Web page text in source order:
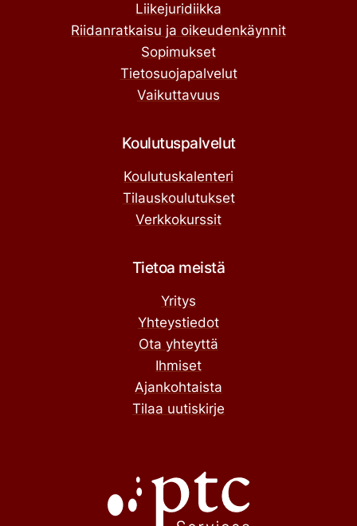
Liikejuridiikka
Riidanratkaisu ja oikeudenkäynnit
Sopimukset
Tietosuojapalvelut
Vaikuttavuus
Koulutuspalvelut
Koulutuskalenteri
Tilauskoulutukset
Verkkokurssit
Tietoa meistä
Yritys
Yhteystiedot
Ota yhteyttä
Ihmiset
Ajankohtaista
Tilaa uutiskirje